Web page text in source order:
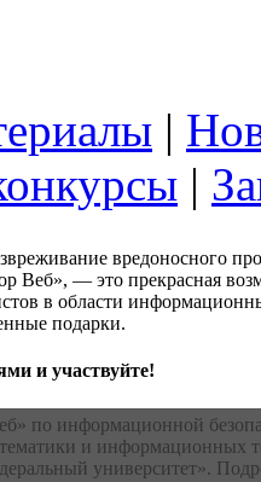
|
|
вредоносного
Веб», — это прекрасная
в области
подарки.
и участвуйте!
по информационной
и
университет».